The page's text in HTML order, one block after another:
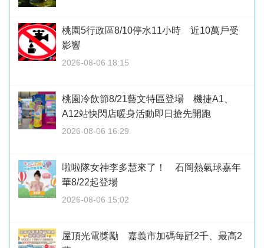
桃園5行政區8/10停水11小時 近10萬戶受
影響
2026-08-06 18:15
桃園冷飲節8/21藝文特區登場 機捷A1、
A12站快閃店暖身活動即日搶先開跑
2026-08-06 16:29
啦啦隊女神李多慧來了！ 石岡熱氣球嘉年
華8/22起登場
2026-08-06 15:02
屋頂光電獎勵 嘉義市加碼每瓩2千、最高2